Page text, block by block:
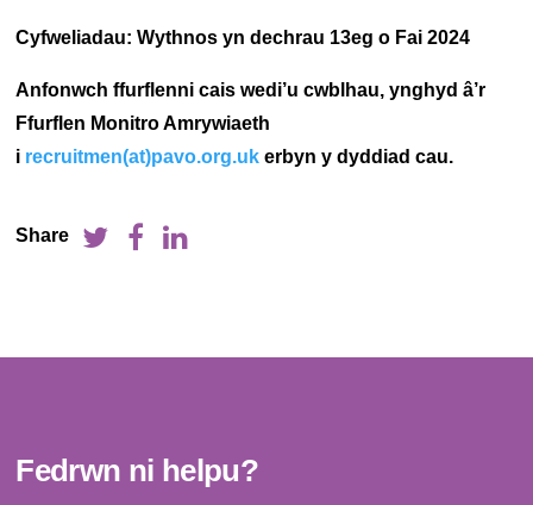
Cyfweliadau: Wythnos yn dechrau 13eg o Fai 2024
Anfonwch ffurflenni cais wedi’u cwblhau, ynghyd â’r
Ffurflen Monitro Amrywiaeth
i recruitmen(at)pavo.org.uk erbyn y dyddiad cau.
Share
Fedrwn ni helpu?